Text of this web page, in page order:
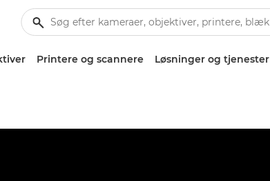
Printere og scannere Løsninger og tjenester